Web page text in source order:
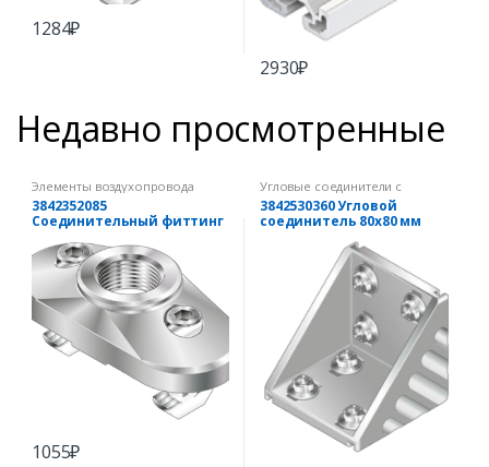
1284₽
2930₽
Недавно просмотренные
Элементы воздухопровода
3842352085
Соединительный фиттинг
1055₽
Угловые соединители с
комплектом крепежа
3842530360 Угловой
соединитель 80х80 мм